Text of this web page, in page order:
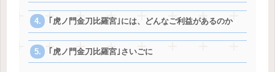
｢虎ノ門金刀比羅宮｣には、どんなご利益があるのか
｢虎ノ門金刀比羅宮｣さいごに